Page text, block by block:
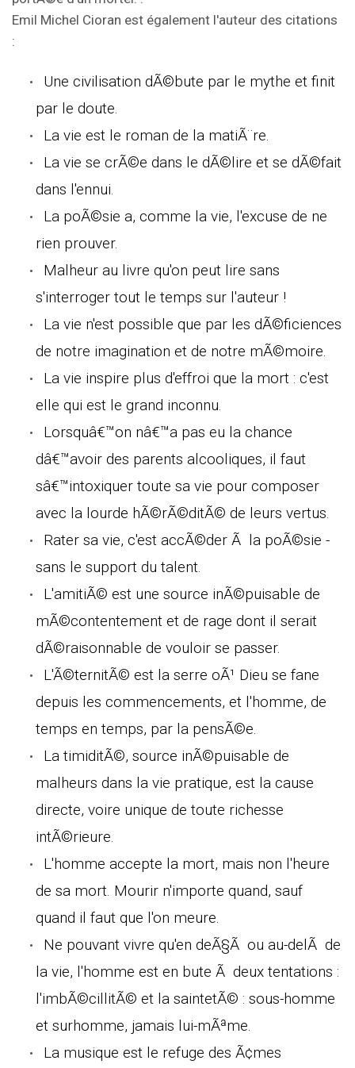
Emil Michel Cioran est également l'auteur des citations
:
Une civilisation dÃ©bute par le mythe et finit
par le doute.
La vie est le roman de la matiÃ¨re.
La vie se crÃ©e dans le dÃ©lire et se dÃ©fait
dans l'ennui.
La poÃ©sie a, comme la vie, l'excuse de ne
rien prouver.
Malheur au livre qu'on peut lire sans
s'interroger tout le temps sur l'auteur !
La vie n'est possible que par les dÃ©ficiences
de notre imagination et de notre mÃ©moire.
La vie inspire plus d'effroi que la mort : c'est
elle qui est le grand inconnu.
Lorsquâ€™on nâ€™a pas eu la chance
dâ€™avoir des parents alcooliques, il faut
sâ€™intoxiquer toute sa vie pour composer
avec la lourde hÃ©rÃ©ditÃ© de leurs vertus.
Rater sa vie, c'est accÃ©der Ã la poÃ©sie -
sans le support du talent.
L'amitiÃ© est une source inÃ©puisable de
mÃ©contentement et de rage dont il serait
dÃ©raisonnable de vouloir se passer.
L'Ã©ternitÃ© est la serre oÃ¹ Dieu se fane
depuis les commencements, et l'homme, de
temps en temps, par la pensÃ©e.
La timiditÃ©, source inÃ©puisable de
malheurs dans la vie pratique, est la cause
directe, voire unique de toute richesse
intÃ©rieure.
L'homme accepte la mort, mais non l'heure
de sa mort. Mourir n'importe quand, sauf
quand il faut que l'on meure.
Ne pouvant vivre qu'en deÃ§Ã ou au-delÃ de
la vie, l'homme est en bute Ã deux tentations :
l'imbÃ©cillitÃ© et la saintetÃ© : sous-homme
et surhomme, jamais lui-mÃªme.
La musique est le refuge des Ã¢mes